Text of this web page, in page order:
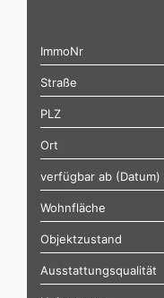
ImmoNr
Straße
PLZ
Ort
verfügbar ab (Datum)
Wohnfläche
Objektzustand
Ausstattungsqualität